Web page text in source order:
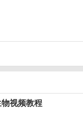
视频教程